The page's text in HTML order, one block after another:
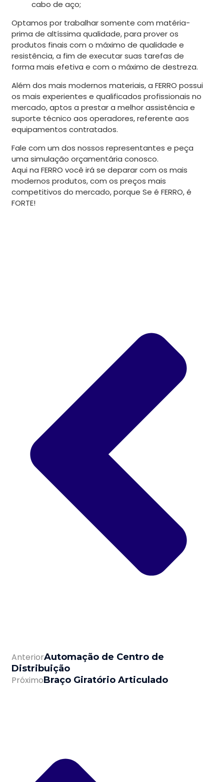
cabo de aço;
Optamos por trabalhar somente com matéria-
prima de altíssima qualidade, para prover os
produtos finais com o máximo de qualidade e
resistência, a fim de executar suas tarefas de
forma mais efetiva e com o máximo de destreza.
Além dos mais modernos materiais, a FERRO possui
os mais experientes e qualificados profissionais no
mercado, aptos a prestar a melhor assistência e
suporte técnico aos operadores, referente aos
equipamentos contratados.
Fale com um dos nossos representantes e peça
uma simulação orçamentária conosco.
Aqui na FERRO você irá se deparar com os mais
modernos produtos, com os preços mais
competitivos do mercado, porque Se é FERRO, é
FORTE!
AnteriorAutomação de Centro de
Distribuição
PróximoBraço Giratório Articulado